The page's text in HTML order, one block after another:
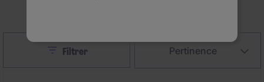
Pertinence
CloseFiltrer